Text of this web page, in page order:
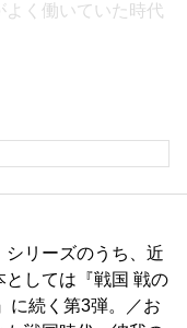
よく働いていた時代
シリーズのうち、近
しては『戦国 戦の
に続く第3弾。／お